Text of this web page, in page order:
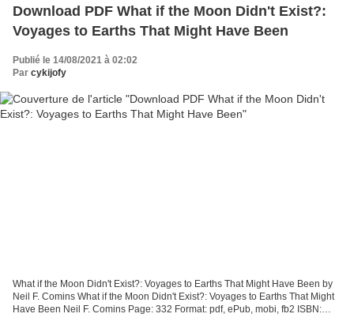
Download PDF What if the Moon Didn't Exist?:
Voyages to Earths That Might Have Been
Publié le 14/08/2021 à 02:02
Par cykijofy
What if the Moon Didn't Exist?: Voyages to Earths That Might Have Been by
Neil F. Comins What if the Moon Didn't Exist?: Voyages to Earths That Might
Have Been Neil F. Comins Page: 332 Format: pdf, ePub, mobi, fb2 ISBN: